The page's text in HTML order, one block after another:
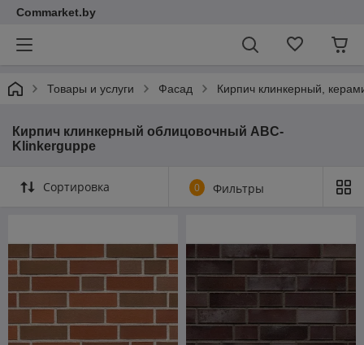
Commarket.by
Товары и услуги Фасад Кирпич клинкерный,
Кирпич клинкерный облицовочный ABC-
Klinkerguppe
Сортировка 0 Фильтры